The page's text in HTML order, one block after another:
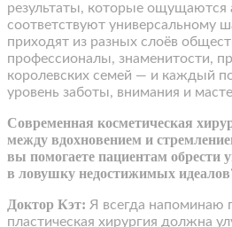
результаты, которые ощущаются
соответствуют универсальному
приходят из разных слоёв
профессионалы, знаменитости,
королевских семей — и каждый
уровень заботы, внимания и
Современная косметическая
между вдохновением и
вы помогаете пациентам обрести
в ловушку недостижимых
Доктор Кэт: Я всегда напоминаю
пластическая хирургия должна